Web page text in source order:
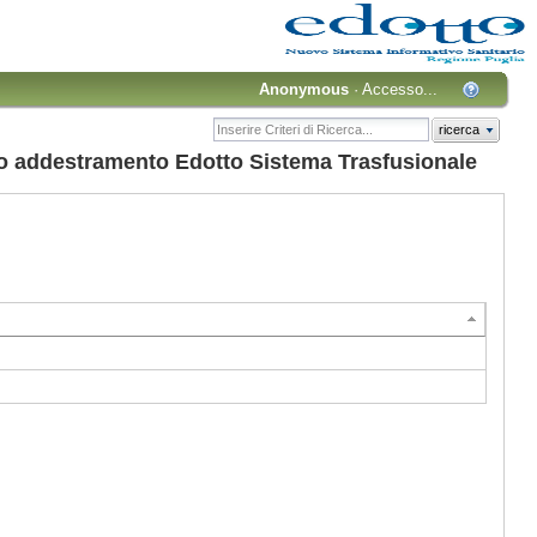
Anonymous ·Accesso...
ricerca
addestramento Edotto Sistema Trasfusionale